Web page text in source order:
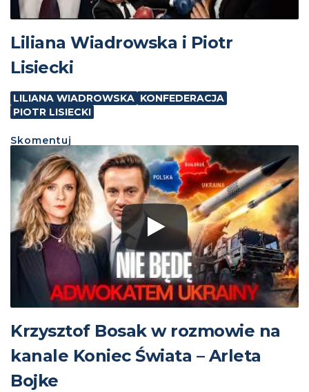
Liliana Wiadrowska i Piotr
Lisiecki
LILIANA WIADROWSKA KONFEDERACJA
PIOTR LISIECKI
Skomentuj
Krzysztof Bosak w rozmowie na
kanale Koniec Świata – Arleta
Bojke